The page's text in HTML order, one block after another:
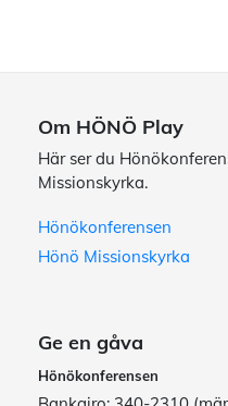
Om HÖNÖ Play
Här ser du
Missionskyrka.
Hönökonferensen
Hönö Missionskyrka
Ge en gåva
Hönökonferensen